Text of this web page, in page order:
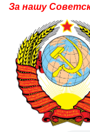
За нашу